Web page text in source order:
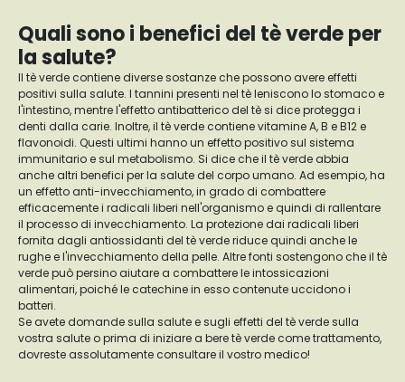
Quali sono i benefici del tè verde per
la salute?
Il tè verde contiene diverse sostanze che possono avere effetti
positivi sulla salute. I tannini presenti nel tè leniscono lo stomaco e
l'intestino, mentre l'effetto antibatterico del tè si dice protegga i
denti dalla carie. Inoltre, il tè verde contiene vitamine A, B e B12 e
flavonoidi. Questi ultimi hanno un effetto positivo sul sistema
immunitario e sul metabolismo. Si dice che il tè verde abbia
anche altri benefici per la salute del corpo umano. Ad esempio, ha
un effetto anti-invecchiamento, in grado di combattere
efficacemente i radicali liberi nell'organismo e quindi di rallentare
il processo di invecchiamento. La protezione dai radicali liberi
fornita dagli antiossidanti del tè verde riduce quindi anche le
rughe e l'invecchiamento della pelle. Altre fonti sostengono che il tè
verde può persino aiutare a combattere le intossicazioni
alimentari, poiché le catechine in esso contenute uccidono i
batteri.
Se avete domande sulla salute e sugli effetti del tè verde sulla
vostra salute o prima di iniziare a bere tè verde come trattamento,
dovreste assolutamente consultare il vostro medico!